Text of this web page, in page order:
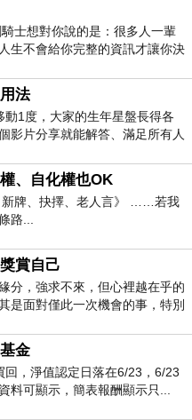
士想對你說的是：很多人一輩
生不會給你完整的資訊才讓你決
法
動1度，大家的生年星盤長得各
影片分享就能解答、滿足所有人
、自化權也OK
新牌、抉擇、老人言》 ……若我
路...
賞自己
分，強求不來，但心裡越在乎的
是面對僅此一次機會的事，特別
金
回，淨值認定日落在6/23，6/23
料可顯示，簡表報酬顯示只...